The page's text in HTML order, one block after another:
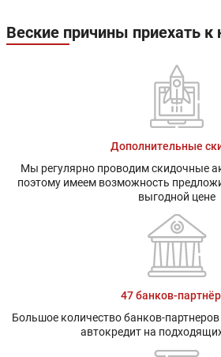
Веские причины приехать
Дополнительные
Мы регулярно проводим скидочные
поэтому имеем возможность
выгодной цене
47 банков-
Большое количество банков-
автокредит на